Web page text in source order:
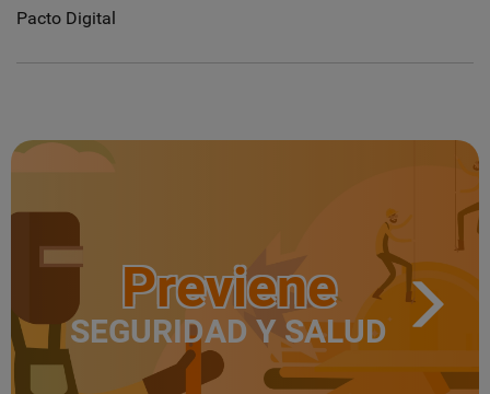
Pacto Digital
Previene
SEGURIDAD Y SALUD